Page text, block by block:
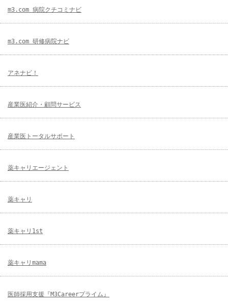
m3.com 病院クチコミナビ
m3.com 研修病院ナビ
アネナビ！
産業医紹介・顧問サービス
産業医トータルサポート
薬キャリエージェント
薬キャリ
薬キャリ1st
薬キャリmama
医師採用支援『M3Careerプライム』